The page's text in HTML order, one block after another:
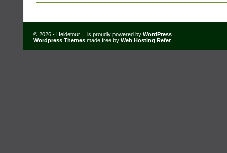
© 2026 - Heidetour… is proudly powered by WordPress
Wordpress Themes made free by Web Hosting Refer